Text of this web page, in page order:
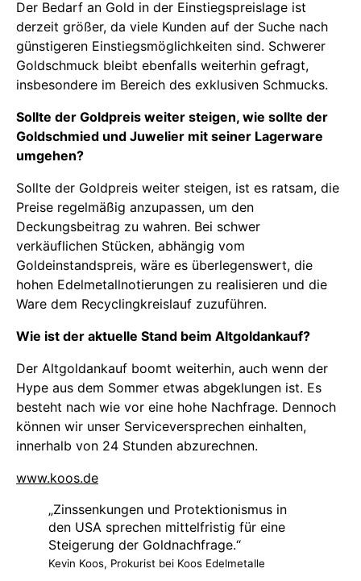
Der Bedarf an Gold in der Einstiegspreislage ist
derzeit größer, da viele Kunden auf der Suche nach
günstigeren Einstiegsmöglichkeiten sind. Schwerer
Goldschmuck bleibt ebenfalls weiterhin gefragt,
insbesondere im Bereich des exklusiven Schmucks.
Sollte der Goldpreis weiter steigen, wie sollte der
Goldschmied und Juwelier mit seiner Lagerware
umgehen?
Sollte der Goldpreis weiter steigen, ist es ratsam, die
Preise regelmäßig anzupassen, um den
Deckungsbeitrag zu wahren. Bei schwer
verkäuflichen Stücken, abhängig vom
Goldeinstandspreis, wäre es überlegenswert, die
hohen Edelmetallnotierungen zu realisieren und die
Ware dem Recyclingkreislauf zuzuführen.
Wie ist der aktuelle Stand beim Altgoldankauf?
Der Altgoldankauf boomt weiterhin, auch wenn der
Hype aus dem Sommer etwas abgeklungen ist. Es
besteht nach wie vor eine hohe Nachfrage. Dennoch
können wir unser Serviceversprechen einhalten,
innerhalb von 24 Stunden abzurechnen.
www.koos.de
„Zinssenkungen und Protektionismus in
den USA sprechen mittelfristig für eine
Steigerung der Goldnachfrage.“
Kevin Koos, Prokurist bei Koos Edelmetalle